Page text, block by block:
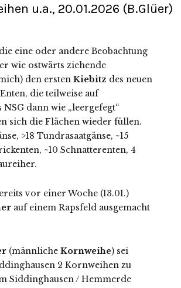
u.a., 20.01.2026 (B.Glüer)
eine oder andere Beobachtung
wie ostwärts ziehende
den ersten Kiebitz des neuen
die teilweise auf
dann wie „leergefegt“
sich die Flächen wieder füllen.
>18 Tundrasaatgänse, ~15
~10 Schnatterenten, 4
vor einer Woche (13.01.)
auf einem Rapsfeld ausgemacht
(männliche Kornweihe) sei
2 Kornweihen zu
Siddinghausen / Hemmerde